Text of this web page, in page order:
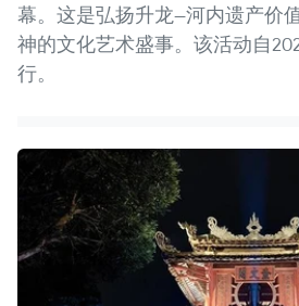
幕。这是弘扬升龙—河内遗产价
神的文化艺术盛事。该活动自
行。